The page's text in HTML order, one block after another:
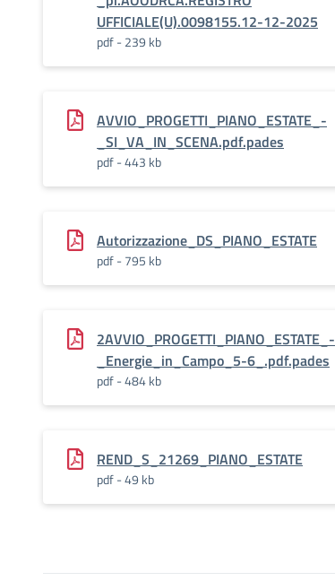
UFFICIALE(U).0098155.12-12-2025
pdf - 239 kb
AVVIO_PROGETTI_PIANO_ESTATE_-
_SI_VA_IN_SCENA.pdf.pades
pdf - 443 kb
Autorizzazione_DS_PIANO_ESTATE
pdf - 795 kb
2AVVIO_PROGETTI_PIANO_ESTATE_-
_Energie_in_Campo_5-6_.pdf.pades
pdf - 484 kb
REND_S_21269_PIANO_ESTATE
pdf - 49 kb